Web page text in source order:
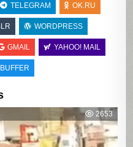
TELEGRAM OK.RU
WORDPRESS
GMAIL YAHOO! MAIL
2653